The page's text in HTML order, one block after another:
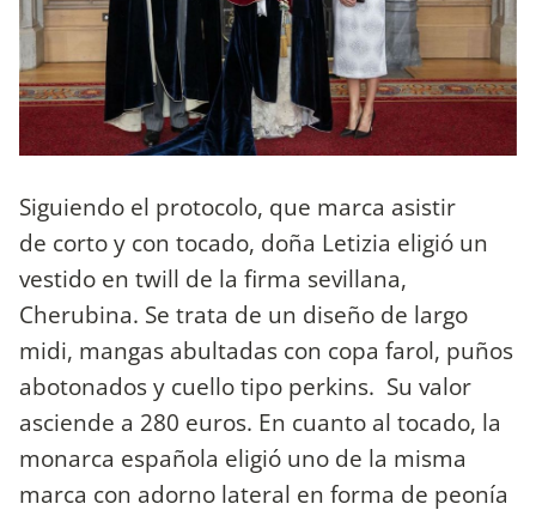
Siguiendo el protocolo, que marca asistir
de corto y con tocado, doña Letizia eligió un
vestido en twill de la firma sevillana,
Cherubina. Se trata de un diseño de largo
midi, mangas abultadas con copa farol, puños
abotonados y cuello tipo perkins. Su valor
asciende a 280 euros. En cuanto al tocado, la
monarca española eligió uno de la misma
marca con adorno lateral en forma de peonía